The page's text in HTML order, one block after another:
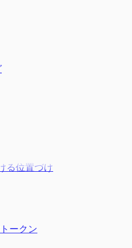
る位置づけ
ークン